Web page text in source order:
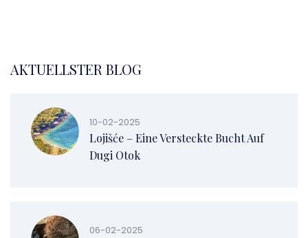
AKTUELLSTER BLOG
10-02-2025
Lojišće – Eine Versteckte Bucht Auf
Dugi Otok
06-02-2025